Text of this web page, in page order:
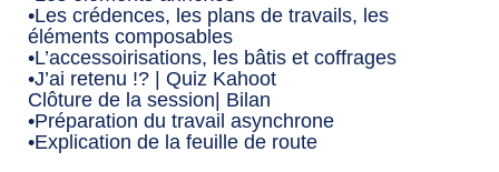
•Les crédences, les plans de travails, les
éléments composables
•L’accessoirisations, les bâtis et coffrages
•J’ai retenu !? | Quiz Kahoot
Clôture de la session| Bilan
•Préparation du travail asynchrone
•Explication de la feuille de route